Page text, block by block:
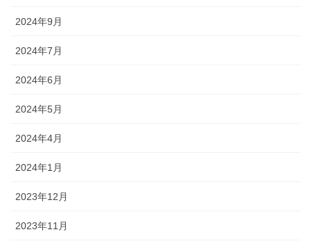
2024年9月
2024年7月
2024年6月
2024年5月
2024年4月
2024年1月
2023年12月
2023年11月